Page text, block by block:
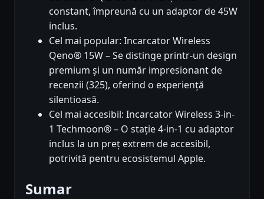
constant, împreună cu un adaptor de 45W
inclus.
Cel mai popular: Incarcator Wireless
Qeno® 15W – Se distinge printr-un design
premium și un număr impresionant de
recenzii (325), oferind o experiență
silentioasă.
Cel mai accesibil: Incarcator Wireless 3-in-
1 Techmoon® – O stație 4-in-1 cu adaptor
inclus la un preț extrem de accesibil,
potrivită pentru ecosistemul Apple.
Sumar